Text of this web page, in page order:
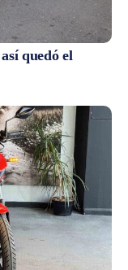
quedó el